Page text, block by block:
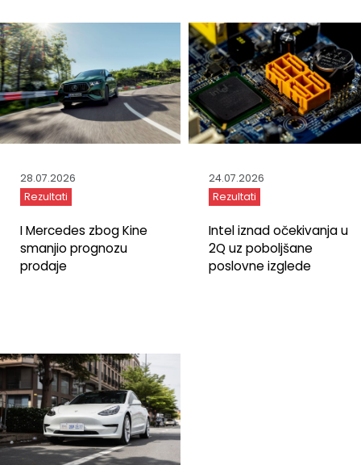
28.07.2026
Rezultati
I Mercedes zbog Kine
smanjio prognozu
prodaje
24.07.2026
Rezultati
Intel iznad očekivanja u
2Q uz poboljšane
poslovne izglede